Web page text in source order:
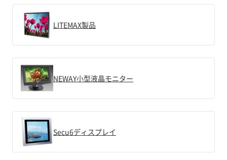
LITEMAX製品
NEWAY小型液晶モニター
Secu6ディスプレイ